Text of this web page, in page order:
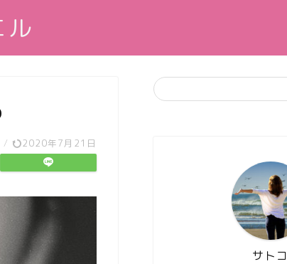
ル
/ 2020年7月21日
サトコ